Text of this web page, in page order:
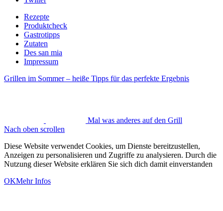
Rezepte
Produktcheck
Gastrotipps
Zutaten
Des san mia
Impressum
Grillen im Sommer – heiße Tipps für das perfekte Ergebnis
Mal was anderes auf den Grill
Nach oben scrollen
Diese Website verwendet Cookies, um Dienste bereitzustellen,
Anzeigen zu personalisieren und Zugriffe zu analysieren. Durch die
Nutzung dieser Website erklären Sie sich dich damit einverstanden
OKMehr Infos